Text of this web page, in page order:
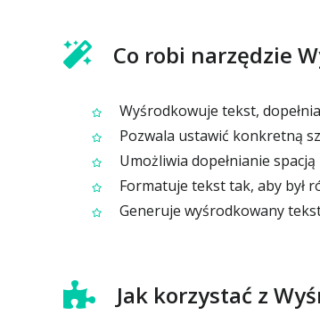
Co robi narzędzie
Wyśrodkowuje tekst,
Pozwala ustawić konkretną
Umożliwia dopełnianie
Formatuje tekst tak, aby był
Generuje wyśrodkowany
Jak korzystać z